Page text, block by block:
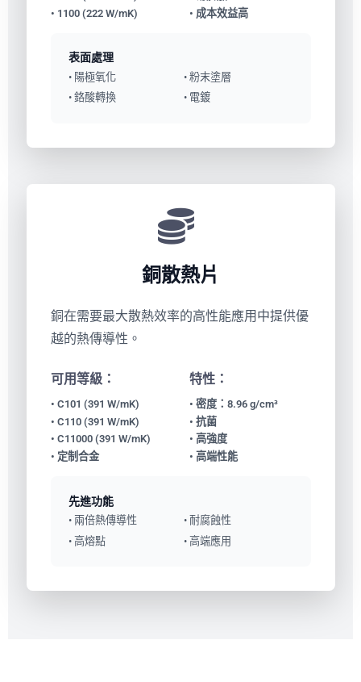
• 1100 (222 W/mK)
• 成本效益高
表面處理
• 陽極氧化
• 粉末塗層
• 鉻酸轉換
• 電鍍
銅散熱片
銅在需要最大散熱效率的高性能應用中提供優
越的熱傳導性。
可用等級：
• C101 (391 W/mK)
• C110 (391 W/mK)
• C11000 (391 W/mK)
• 定制合金
特性：
• 密度：8.96 g/cm³
• 抗菌
• 高強度
• 高端性能
先進功能
• 兩倍熱傳導性
• 耐腐蝕性
• 高熔點
• 高端應用